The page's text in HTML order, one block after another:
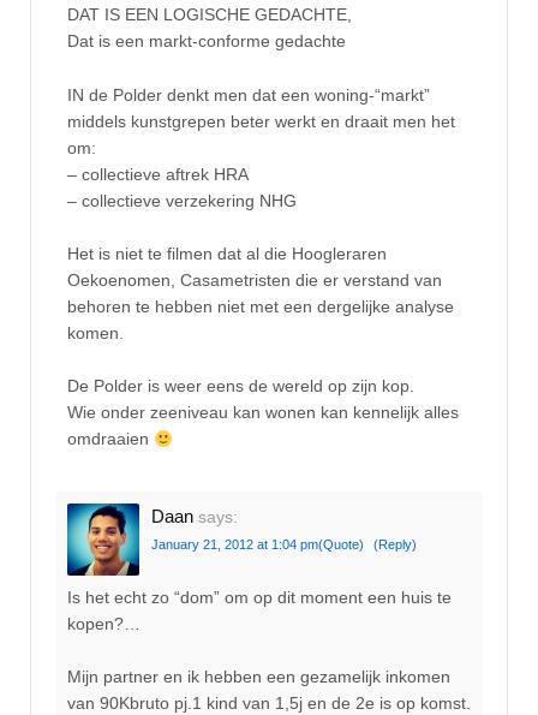
DAT IS EEN LOGISCHE GEDACHTE,
Dat is een markt-conforme gedachte
IN de Polder denkt men dat een woning-“markt”
middels kunstgrepen beter werkt en draait men het
om:
– collectieve aftrek HRA
– collectieve verzekering NHG
Het is niet te filmen dat al die Hoogleraren
Oekoenomen, Casametristen die er verstand van
behoren te hebben niet met een dergelijke analyse
komen.
De Polder is weer eens de wereld op zijn kop.
Wie onder zeeniveau kan wonen kan kennelijk alles
omdraaien
Daan says:
January 21, 2012 at 1:04 pm(Quote) (Reply)
Is het echt zo “dom” om op dit moment een huis te
kopen?…
Mijn partner en ik hebben een gezamelijk inkomen
van 90Kbruto pj.1 kind van 1,5j en de 2e is op komst.